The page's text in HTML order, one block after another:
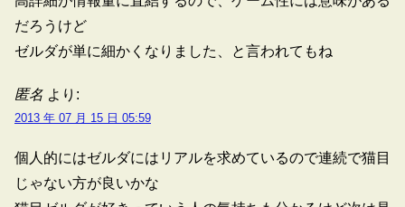
だろうけど
ゼルダが単に細かくなりました、と言われてもね
匿名 より:
2013 年 07 月 15 日 05:59
個人的にはゼルダにはリアルを求めているので連続で猫目
じゃない方が良いかな